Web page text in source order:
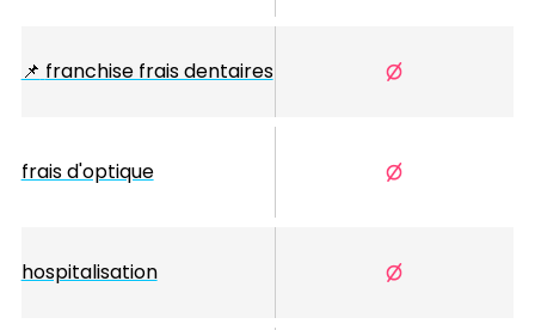
📌 franchise frais dentaires
frais d'optique
hospitalisation